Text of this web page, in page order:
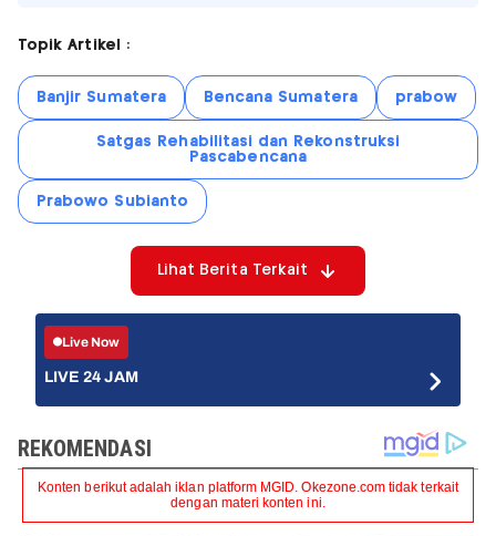
Topik Artikel :
Banjir Sumatera Bencana Sumatera prabow
Satgas Rehabilitasi dan Rekonstruksi
Pascabencana
Prabowo Subianto
Lihat Berita Terkait
Live Now
LIVE 24 JAM